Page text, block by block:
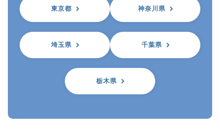
東京都 神奈川県
埼玉県 千葉県
栃木県